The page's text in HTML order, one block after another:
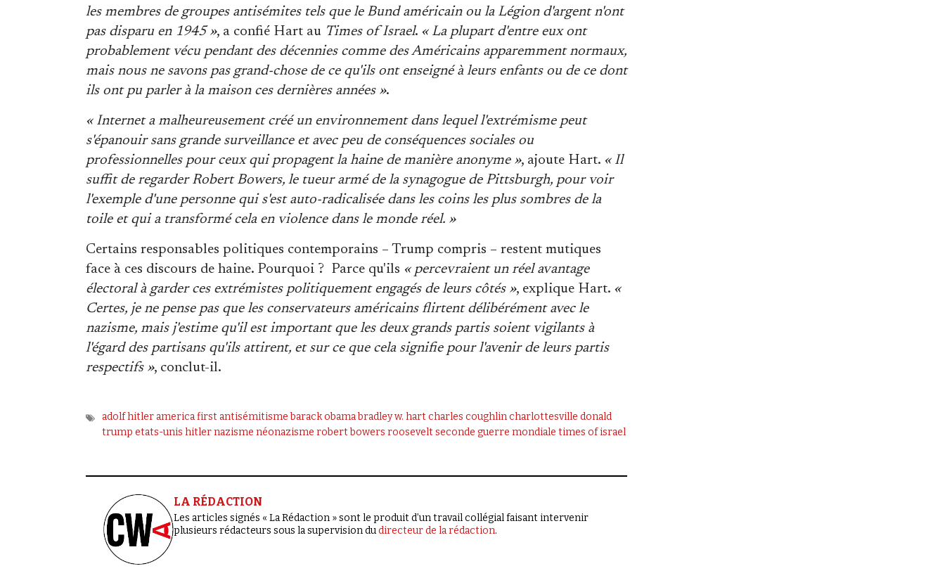
les membres de groupes antisémites tels que le Bund américain ou la Légion d'argent n'ont
pas disparu en 1945 », a confié Hart au Times of Israel. « La plupart d'entre eux ont
probablement vécu pendant des décennies comme des Américains apparemment normaux,
mais nous ne savons pas grand-chose de ce qu'ils ont enseigné à leurs enfants ou de ce dont
ils ont pu parler à la maison ces dernières années ».
« Internet a malheureusement créé un environnement dans lequel l'extrémisme peut
s'épanouir sans grande surveillance et avec peu de conséquences sociales ou
professionnelles pour ceux qui propagent la haine de manière anonyme », ajoute Hart. « Il
suffit de regarder Robert Bowers, le tueur armé de la synagogue de Pittsburgh, pour voir
l'exemple d'une personne qui s'est auto-radicalisée dans les coins les plus sombres de la
toile et qui a transformé cela en violence dans le monde réel. »
Certains responsables politiques contemporains – Trump compris – restent mutiques
face à ces discours de haine. Pourquoi ? Parce qu'ils « percevraient un réel avantage
électoral à garder ces extrémistes politiquement engagés de leurs côtés », explique Hart. «
Certes, je ne pense pas que les conservateurs américains flirtent délibérément avec le
nazisme, mais j'estime qu'il est important que les deux grands partis soient vigilants à
l'égard des partisans qu'ils attirent, et sur ce que cela signifie pour l'avenir de leurs partis
respectifs », conclut-il.
adolf hitler america first antisémitisme barack obamabradley w. hartcharles coughlincharlottesville donald
trump etats-unis hitlernazisme néonazisme robert bowers rooseveltseconde guerre mondiale times of israel
LA RÉDACTION
Les articles signés « La Rédaction » sont le produit d’un travail collégial faisant intervenir
plusieurs rédacteurs sous la supervision dudirecteur de la rédaction.